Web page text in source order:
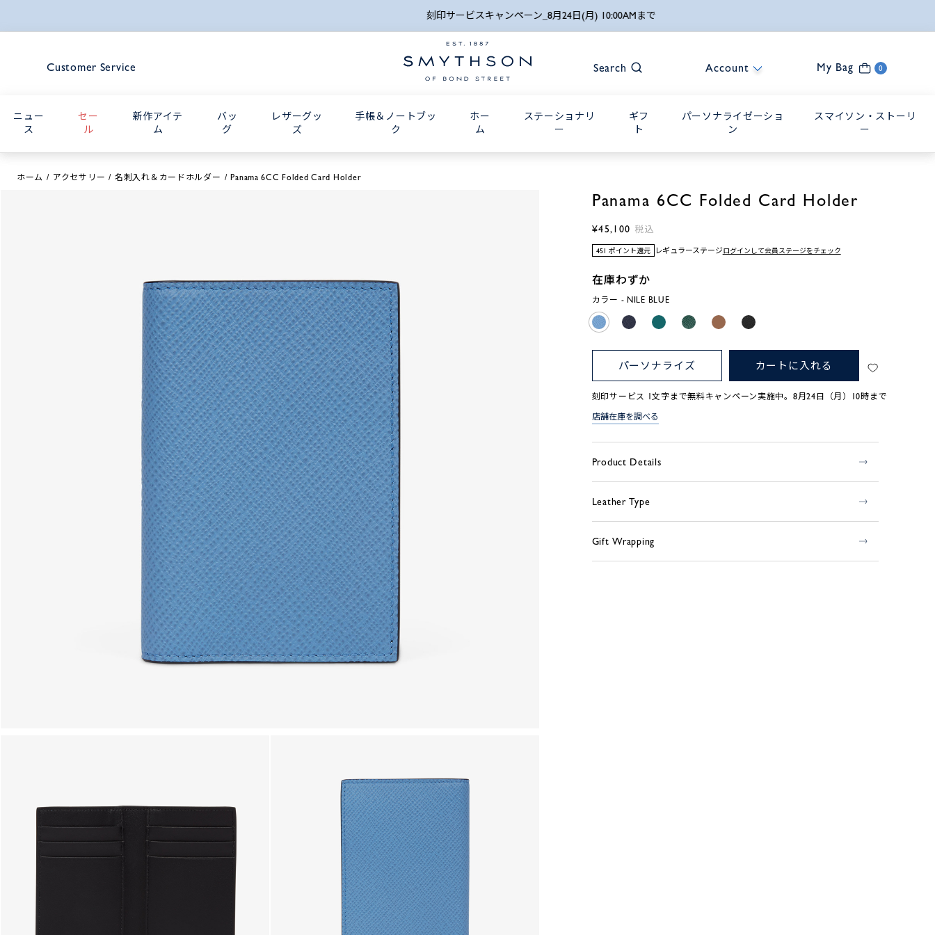
刻印サービスキャンペーン_8月24日(月) 10:00AMまで
Customer Service Search Account My Bag 0
ニュー
ス
セー
ル
新作アイテ
ム
バッ
グ
レザーグッ
ズ
手帳＆ノートブッ
ク
ホー
ム
ステーショナリ
ー
ギフ
ト
パーソナライゼーショ
ン
スマイソン・ストーリ
ー
ホーム アクセサリー 名刺入れ＆カードホルダー Panama 6CC Folded Card Holder
Panama 6CC Folded Card Holder
¥45,100 税込
451 ポイント還元 レギュラーステージログインして会員ステージをチェック
在庫わずか
カラー - NILE BLUE
パーソナライズ カートに入れる
刻印サービス 1文字まで無料キャンペーン実施中。8月24日（月）10時まで
店舗在庫を調べる
Product Details
Leather Type
Gift Wrapping